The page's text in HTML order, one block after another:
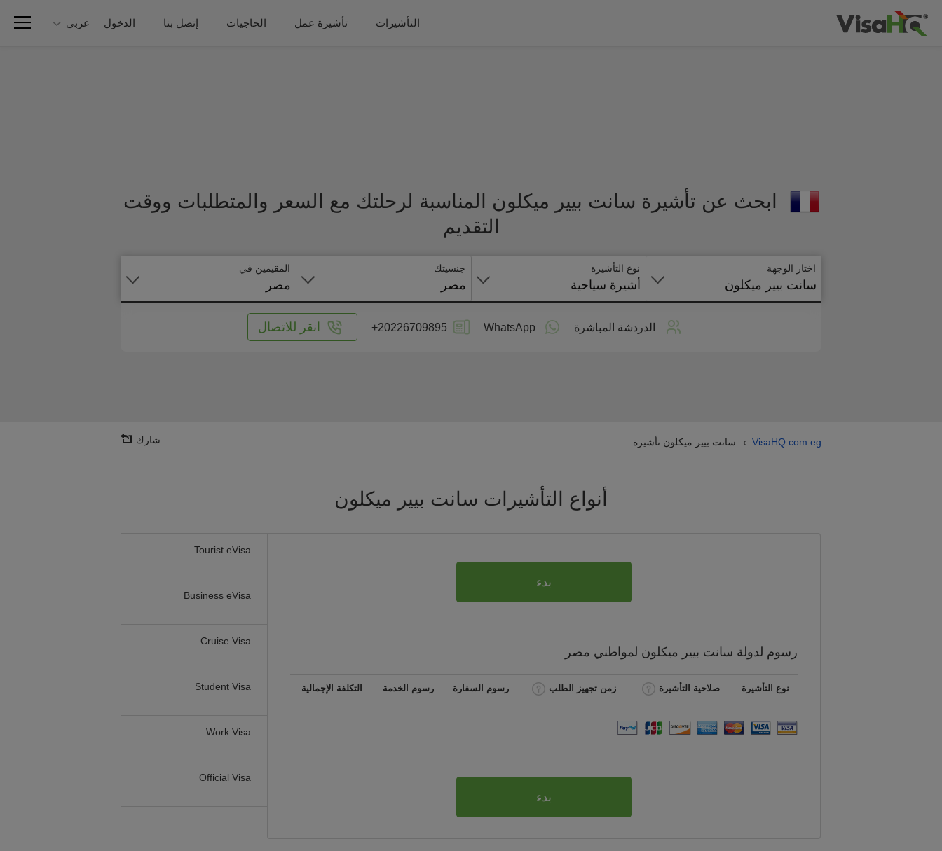
التأشيرات تأشيرة عمل الحاجيات إتصل بنا الدخول عربي
ابحث عن تأشيرة سانت بيير ميكلون المناسبة لرحلتك مع السعر والمتطلبات ووقت
التقديم
اختار الوجهة
سانت بيير ميكلون
نوع التأشيرة
أشيرة سياحية
جنسيتك
مصر
المقيمين في
مصر
تطبق
الدردشة المباشرة WhatsApp
+20226709895 انقر للاتصال
VisaHQ.com.eg
› سانت بيير ميكلون تأشيرة شارك
أنواع التأشيرات سانت بيير ميكلون
Tourist eVisa
Business eVisa
Cruise Visa
Student Visa
Work Visa
Official Visa
بدء
رسوم لدولة سانت بيير ميكلون لمواطني مصر
نوع التأشيرة صلاحية التأشيرة زمن تجهيز الطلب رسوم السفارة رسوم الخدمة التكلفة الإجمالية
بدء